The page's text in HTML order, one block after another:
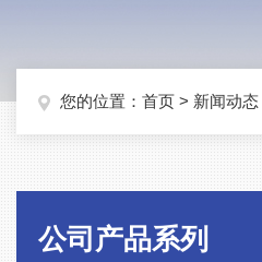
您的位置： 首页 > 新闻动态
公司产品系列